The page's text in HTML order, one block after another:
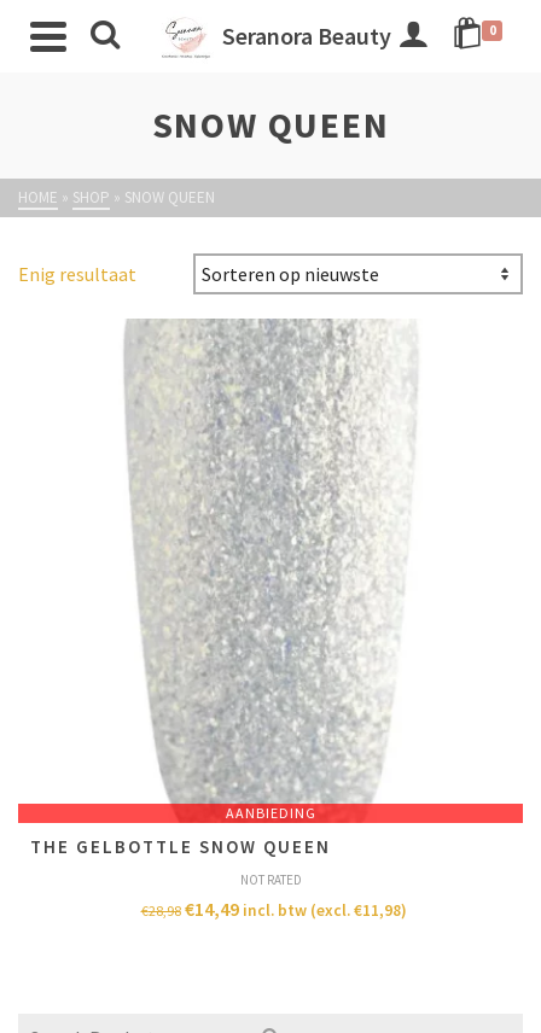
Seranora Beauty 0
SNOW QUEEN
HOME » SHOP » SNOW QUEEN
Enig resultaat
AANBIEDING
THE GELBOTTLE SNOW QUEEN
NOT RATED
€28,98 €14,49 incl. btw (excl.€11,98)